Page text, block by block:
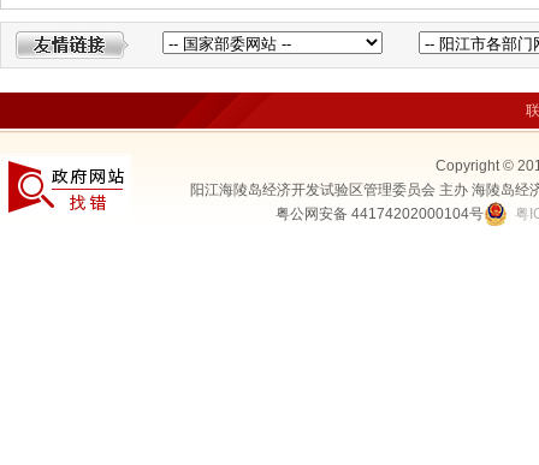
Copyright ©
阳江海陵岛经济开发试验区管理委员会 主办 海陵岛
粤公网安备 44174202000104号
粤